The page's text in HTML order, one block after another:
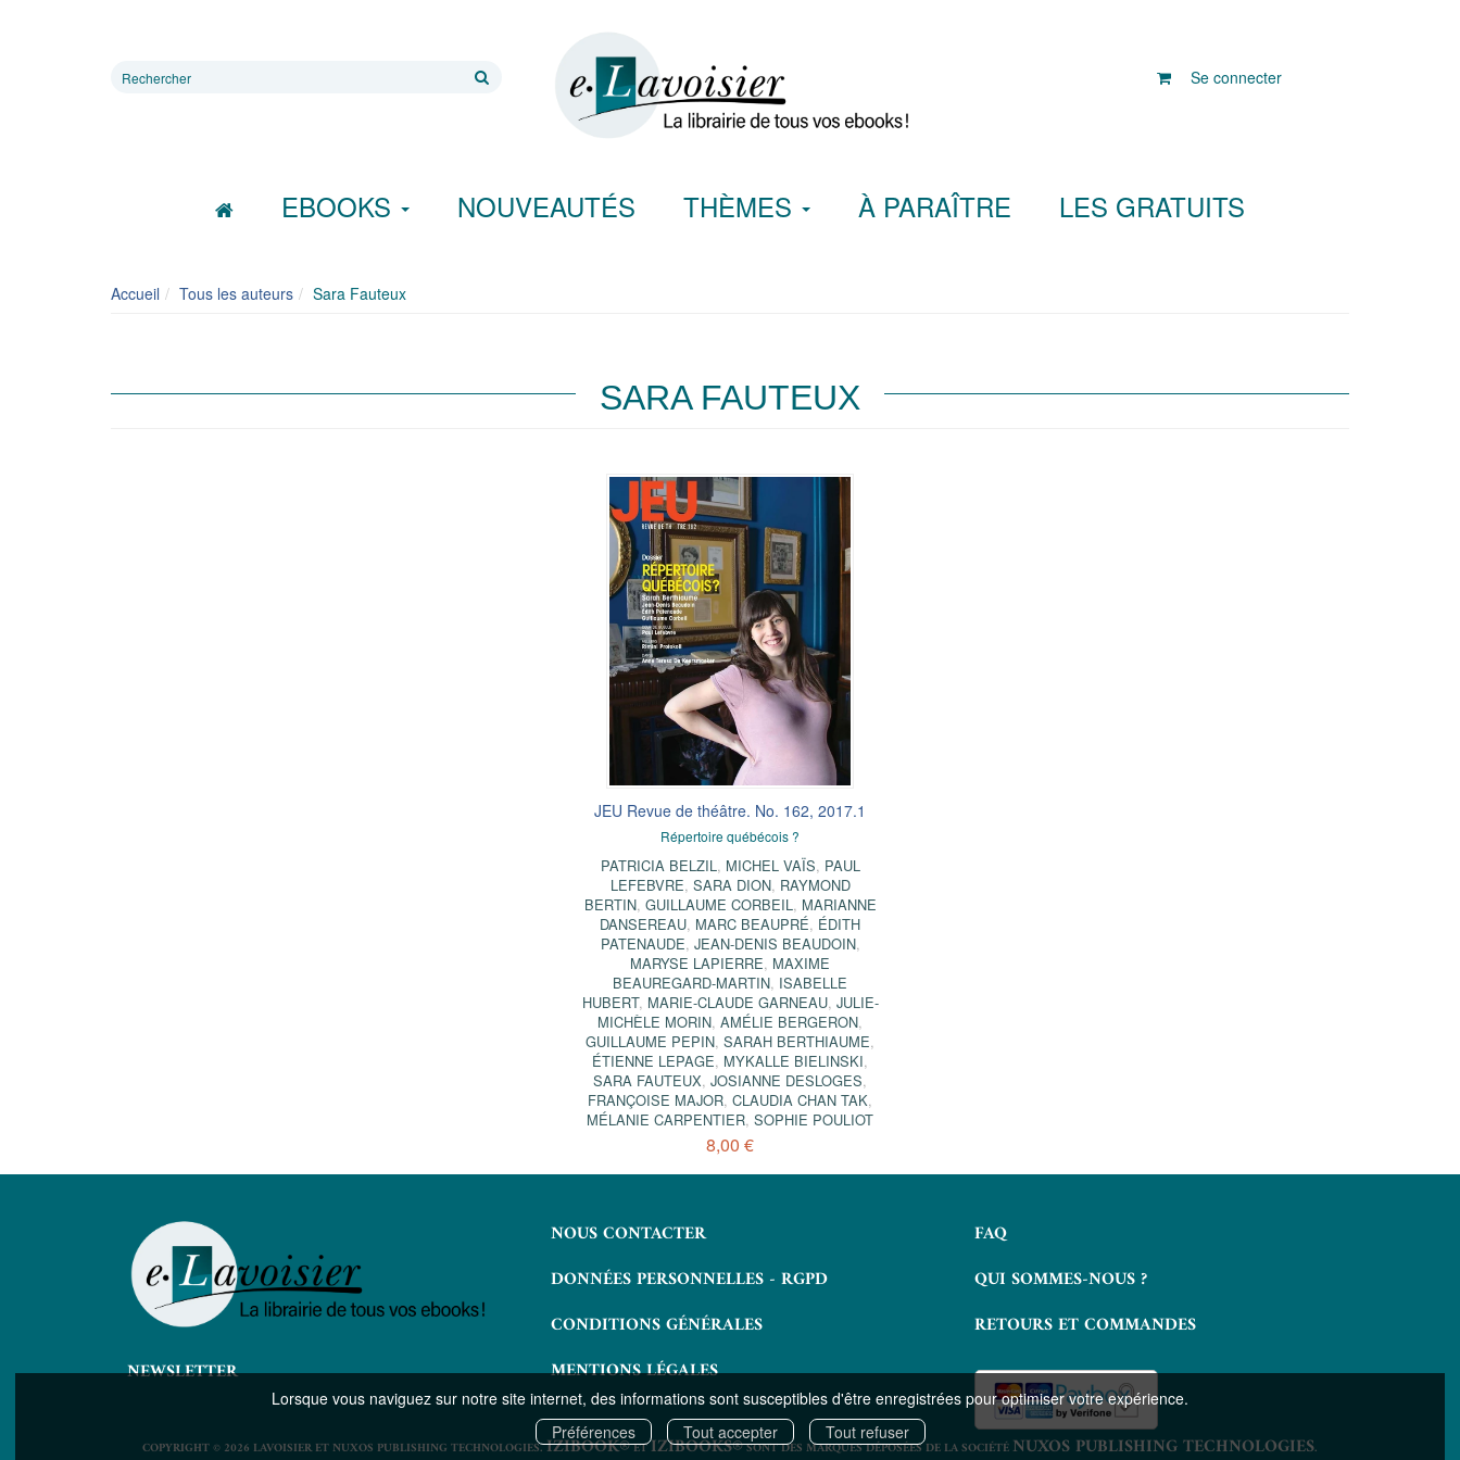
Lorsque vous naviguez sur notre site internet, des informations sont susceptibles d'être enregistrées pour optimiser votre expérience.
Préférences
Tout accepter Tout refuser
Rechercher
Se connecter
EBOOKS NOUVEAUTÉS THÈMES À PARAÎTRE LES GRATUITS
Accueil Tous les auteurs Sara Fauteux
SARA FAUTEUX
JEU Revue de théâtre. No. 162, 2017.1
Répertoire québécois ?
PATRICIA BELZIL , MICHEL VAÏS, PAUL
LEFEBVRE, SARA DION, RAYMOND
BERTIN, GUILLAUME CORBEIL , MARIANNE
DANSEREAU, MARC BEAUPRÉ, ÉDITH
PATENAUDE, JEAN-DENIS BEAUDOIN,
MARYSE LAPIERRE, MAXIME
BEAUREGARD-MARTIN, ISABELLE
HUBERT, MARIE-CLAUDE GARNEAU, JULIE-
MICHÈLE MORIN, AMÉLIE BERGERON,
GUILLAUME PEPIN, SARAH BERTHIAUME,
ÉTIENNE LEPAGE, MYKALLE BIELINSKI,
SARA FAUTEUX, JOSIANNE DESLOGES,
FRANÇOISE MAJOR, CLAUDIA CHAN TAK,
MÉLANIE CARPENTIER, SOPHIE POULIOT
8,00 €
NEWSLETTER
NOUS CONTACTER
DONNÉES PERSONNELLES - RGPD
CONDITIONS GÉNÉRALES
MENTIONS LÉGALES
FAQ
QUI SOMMES-NOUS ?
RETOURS ET COMMANDES
COPYRIGHT © 2026 LAVOISIER ET NUXOS PUBLISHING TECHNOLOGIES.IZIBOOK®ETIZIBOOKS®SONT DES MARQUES DÉPOSÉES DE LA SOCIÉTÉ NUXOS PUBLISHING TECHNOLOGIES.